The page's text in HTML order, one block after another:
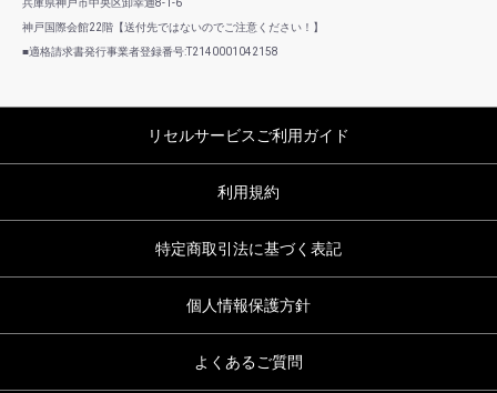
兵庫県神戸市中央区卸幸通8-1-6
神戸国際会館22階【送付先ではないのでご注意ください！】
■適格請求書発行事業者登録番号:T2140001042158
リセルサービスご利用ガイド
利用規約
特定商取引法に基づく表記
個人情報保護方針
よくあるご質問